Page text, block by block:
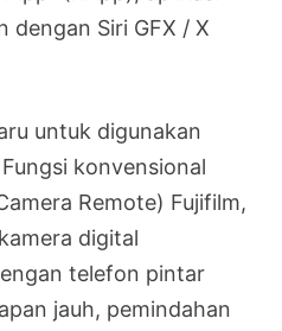
dengan Siri GFX / X
untuk digunakan
konvensional
Remote) Fujifilm,
digital
telefon pintar
jauh, pemindahan